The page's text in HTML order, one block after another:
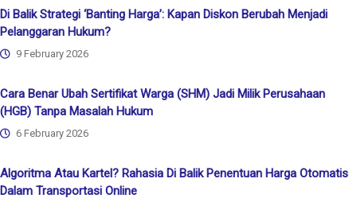
Di Balik Strategi ‘Banting Harga’: Kapan Diskon Berubah Menjadi
Pelanggaran Hukum?
9 February 2026
Cara Benar Ubah Sertifikat Warga (SHM) Jadi Milik Perusahaan
(HGB) Tanpa Masalah Hukum
6 February 2026
Algoritma Atau Kartel? Rahasia Di Balik Penentuan Harga Otomatis
Dalam Transportasi Online